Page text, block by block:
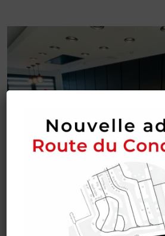
Trouvez votre cuisine de